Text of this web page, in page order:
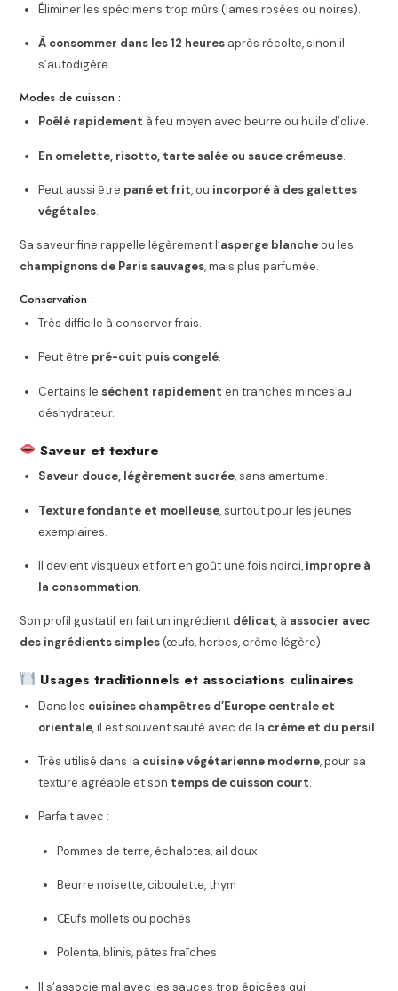
Éliminer les spécimens trop mûrs (lames rosées ou noires).
À consommer dans les 12 heures après récolte, sinon il
s’autodigère.
Modes de cuisson :
Poêlé rapidement à feu moyen avec beurre ou huile d’olive.
En omelette, risotto, tarte salée ou sauce crémeuse.
Peut aussi être pané et frit, ou incorporé à des galettes
végétales.
Sa saveur fine rappelle légèrement l’asperge blancheou les
champignons de Paris sauvages, mais plus parfumée.
Conservation :
Très difficile à conserver frais.
Peut être pré-cuit puis congelé.
Certains le séchent rapidement en tranches minces au
déshydrateur.
Saveur et texture
Saveur douce, légèrement sucrée, sans amertume.
Texture fondante et moelleuse, surtout pour les jeunes
exemplaires.
Il devient visqueux et fort en goût une fois noirci, impropre à
la consommation.
Son profil gustatif en fait un ingrédient délicat, à associer avec
des ingrédients simples(œufs, herbes, crème légère).
Usages traditionnels et associations culinaires
Dans les cuisines champêtres d’Europe centrale et
orientale, il est souvent sauté avec de la crème et du persil.
Très utilisé dans la cuisine végétarienne moderne, pour sa
texture agréable et son temps de cuisson court.
Parfait avec :
Pommes de terre, échalotes, ail doux
Beurre noisette, ciboulette, thym
Œufs mollets ou pochés
Polenta, blinis, pâtes fraîches
Il s’associe mal avec les sauces trop épicées qui